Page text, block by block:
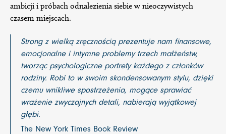
ambicji i próbach odnalezienia siebie w nieoczywistych
czasem miejscach.
Strong z wielką zręcznością prezentuje nam finansowe,
emocjonalne i intymne problemy trzech małżeństw,
tworząc psychologiczne portrety każdego z członków
rodziny. Robi to w swoim skondensowanym stylu, dzięki
czemu wnikliwe spostrzeżenia, mogące sprawiać
wrażenie zwyczajnych detali, nabierają wyjątkowej
głębi.
The New York Times Book Review